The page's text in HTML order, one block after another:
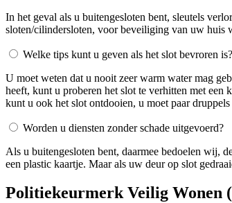
In het geval als u buitengesloten bent, sleutels
sloten/cilindersloten, voor beveiliging van uw huis
Welke tips kunt u geven als het slot bevroren is?
U moet weten dat u nooit zeer warm water mag
heeft, kunt u proberen het slot te verhitten met een
kunt u ook het slot ontdooien, u moet paar
Worden u diensten zonder schade uitgevoerd?
Als u buitengesloten bent, daarmee bedoelen wij,
een plastic kaartje. Maar als uw deur op slot
Politiekeurmerk Veilig Wonen